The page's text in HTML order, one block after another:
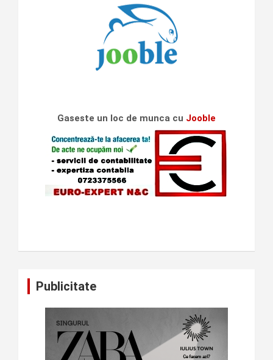
Gaseste un loc de munca cu Jooble
Publicitate